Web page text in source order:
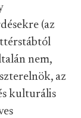
(az
nem,
az
kulturális